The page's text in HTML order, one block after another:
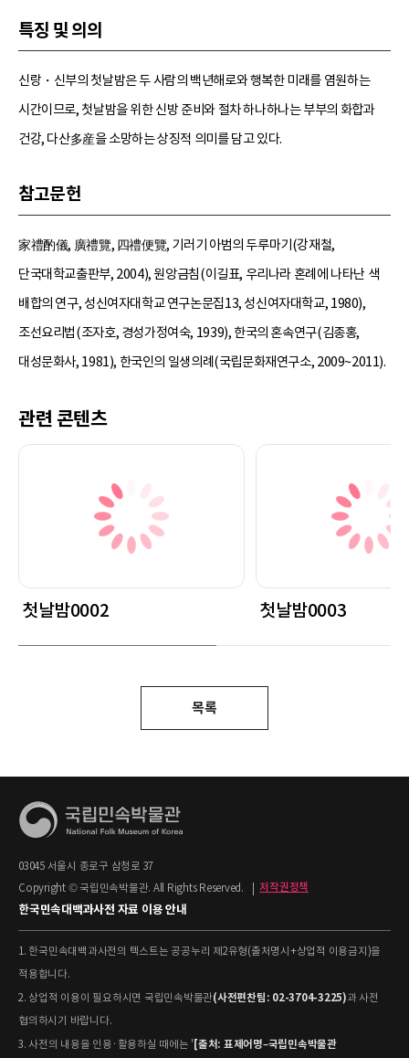
특징 및 의의
신랑・신부의 첫날밤은 두 사람의 백년해로와 행복한 미래를 염원하는
시간이므로, 첫날밤을 위한 신방 준비와 절차 하나하나는 부부의 화합과
건강, 다산多産을 소망하는 상징적 의미를 담고 있다.
참고문헌
家禮酌儀, 廣禮覽, 四禮便覽, 기러기 아범의 두루마기(강재철,
단국대학교출판부, 2004), 원앙금침(이길표, 우리나라 혼례에 나타난 색
배합의 연구, 성신여자대학교 연구논문집13, 성신여자대학교, 1980),
조선요리법(조자호, 경성가정여숙, 1939), 한국의 혼속연구(김종홍,
대성문화사, 1981), 한국인의 일생의례(국립문화재연구소, 2009~2011).
관련 콘텐츠
첫날밤0002 첫날밤0003
목록
03045 서울시 종로구 삼청로 37
Copyright © 국립민속박물관. All Rights Reserved.
저작권정책
한국민속대백과사전 자료 이용 안내
1. 한국민속대백과사전의 텍스트는 공공누리 제2유형(출처명시+상업적 이용금지)을
적용합니다.
2. 상업적 이용이 필요하시면 국립민속박물관(사전편찬팀: 02-3704-3225)과 사전
협의하시기 바랍니다.
3. 사전의 내용을 인용·활용하실 때에는 '[출처: 표제어명–국립민속박물관